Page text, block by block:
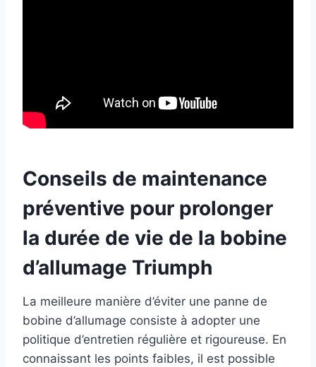
Conseils de maintenance
préventive pour prolonger
la durée de vie de la bobine
d’allumage Triumph
La meilleure manière d’éviter une panne de
bobine d’allumage consiste à adopter une
politique d’entretien régulière et rigoureuse. En
connaissant les points faibles, il est possible